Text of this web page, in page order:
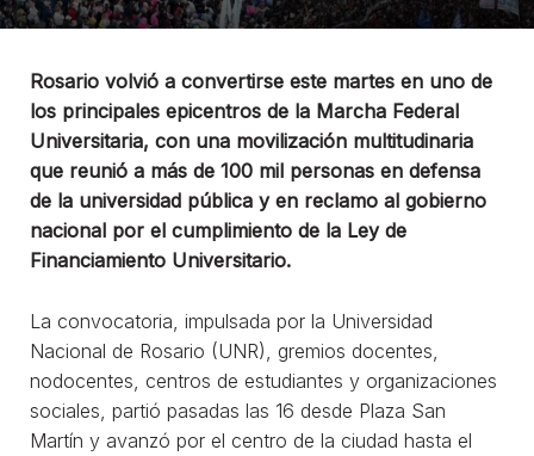
Rosario volvió a convertirse este martes en uno de
los principales epicentros de la Marcha Federal
Universitaria, con una movilización multitudinaria
que reunió a más de 100 mil personas en defensa
de la universidad pública y en reclamo al gobierno
nacional por el cumplimiento de la Ley de
Financiamiento Universitario.
La convocatoria, impulsada por la Universidad
Nacional de Rosario (UNR), gremios docentes,
nodocentes, centros de estudiantes y organizaciones
sociales, partió pasadas las 16 desde Plaza San
Martín y avanzó por el centro de la ciudad hasta el